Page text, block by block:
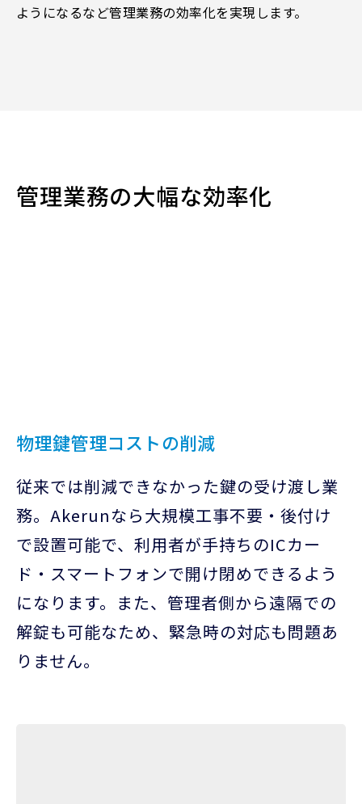
ようになるなど管理業務の効率化を実現します。
管理業務の大幅な効率化
物理鍵管理コストの削減
従来では削減できなかった鍵の受け渡し業
務。Akerunなら大規模工事不要・後付け
で設置可能で、利用者が手持ちのICカー
ド・スマートフォンで開け閉めできるよう
になります。また、管理者側から遠隔での
解錠も可能なため、緊急時の対応も問題あ
りません。